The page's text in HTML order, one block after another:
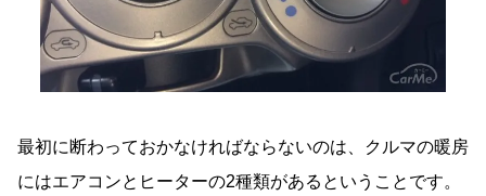
最初に断わっておかなければならないのは、クルマの暖房
にはエアコンとヒーターの2種類があるということです。